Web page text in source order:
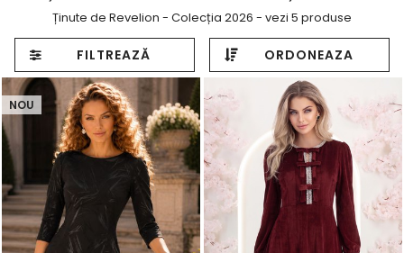
Ținute de Revelion - Colecția 2026 - vezi 5 produse
FILTREAZĂ ORDONEAZA
NOU